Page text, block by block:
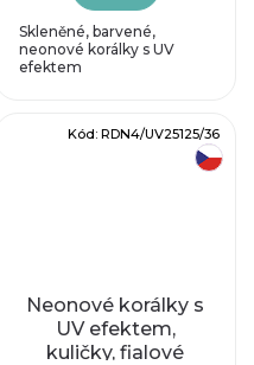
Skleněné, barvené,
neonové korálky s UV
efektem
Neonové korálky s
UV efektem,
kuličky, fialové
Kód: RDN4/UV25125/36